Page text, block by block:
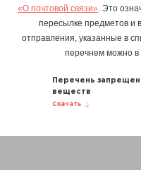
«О почтовой связи». Это
пересылке предметов и
отправления, указанные в
перечнем можно
Перечень
веществ
Скачать